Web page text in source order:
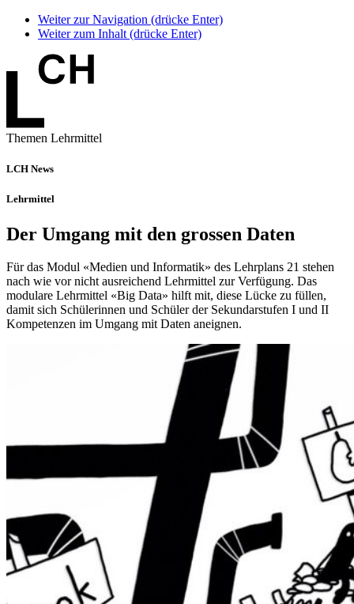
Weiter zur Navigation (drücke Enter)
Weiter zum Inhalt (drücke Enter)
Themen Lehrmittel
LCH News
Lehrmittel
Der Umgang mit den grossen Daten
Für das Modul «Medien und Informatik» des Lehrplans 21 stehen
nach wie vor nicht ausreichend Lehrmittel zur Verfügung. Das
modulare Lehrmittel «Big Data» hilft mit, diese Lücke zu füllen,
damit sich Schülerinnen und Schüler der Sekundarstufen I und II
Kompetenzen im Umgang mit Daten aneignen.